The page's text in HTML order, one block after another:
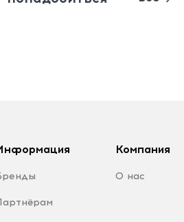
Компания
О нас